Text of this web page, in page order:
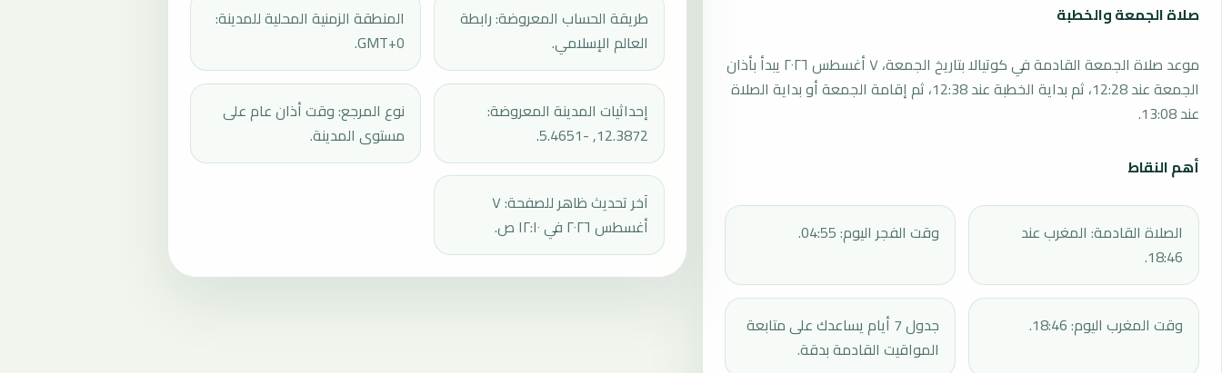
صلاة الجمعة والخطبة
موعد صلاة الجمعة القادمة في كوتيالا بتاريخ الجمعة، ٧ أغسطس ٢٠٢٦ يبدأ بأذان
الجمعة عند 12:28، ثم بداية الخطبة عند 12:38، ثم إقامة الجمعة أو بداية الصلاة
عند 13:08.
أهم النقاط
الصلاة القادمة: المغرب عند
18:46.
وقت الفجر اليوم: 04:55.
وقت المغرب اليوم: 18:46.
جدول 7 أيام يساعدك على متابعة
المواقيت القادمة بدقة.
طريقة الحساب المعروضة: رابطة
العالم الإسلامي.
المنطقة الزمنية المحلية للمدينة:
GMT+0.
إحداثيات المدينة المعروضة:
12.3872, -5.4651.
نوع المرجع: وقت أذان عام على
مستوى المدينة.
آخر تحديث ظاهر للصفحة: ٧
أغسطس ٢٠٢٦ في ١٢:١٠ ص.